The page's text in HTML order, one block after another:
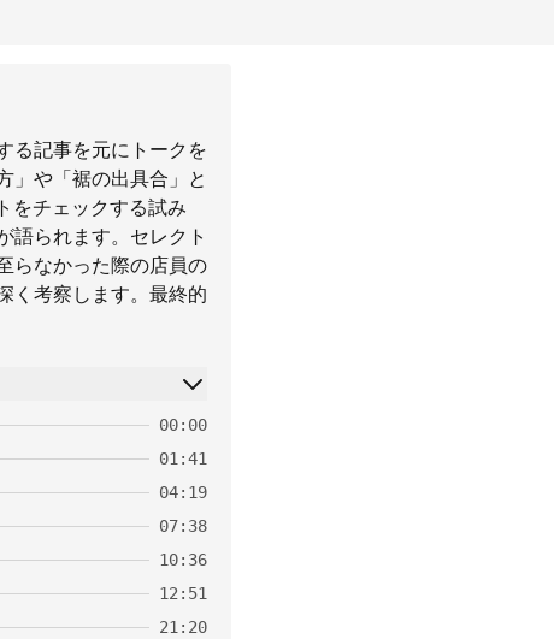
る記事を元にトークを
」や「裾の出具合」と
をチェックする試み
語られます。セレクト
らなかった際の店員の
く考察します。最終的
00:00
01:41
04:19
07:38
10:36
12:51
21:20